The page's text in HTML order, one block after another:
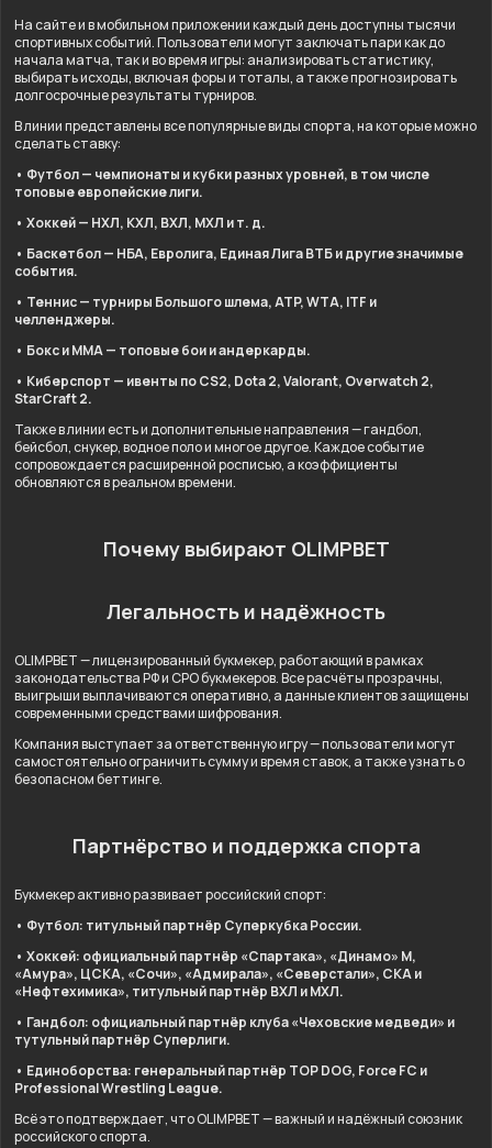
На сайте и в мобильном приложении каждый день доступны тысячи
спортивных событий. Пользователи могут заключать пари как до
начала матча, так и во время игры: анализировать статистику,
выбирать исходы, включая форы и тоталы, а также прогнозировать
долгосрочные результаты турниров.
В линии представлены все популярные виды спорта, на которые можно
сделать ставку:
• Футбол — чемпионаты и кубки разных уровней, в том числе
топовые европейские лиги.
• Хоккей — НХЛ, КХЛ, ВХЛ, МХЛ и т. д.
• Баскетбол — НБА, Евролига, Единая Лига ВТБ и другие значимые
события.
• Теннис — турниры Большого шлема, ATP, WTA, ITF и
челленджеры.
• Бокс и ММА — топовые бои и андеркарды.
• Киберспорт — ивенты по CS2, Dota 2, Valorant, Overwatch 2,
StarCraft 2.
Также в линии есть и дополнительные направления — гандбол,
бейсбол, снукер, водное поло и многое другое. Каждое событие
сопровождается расширенной росписью, а коэффициенты
обновляются в реальном времени.
Почему выбирают OLIMPBET
Легальность и надёжность
OLIMPBET — лицензированный букмекер, работающий в рамках
законодательства РФ и СРО букмекеров. Все расчёты прозрачны,
выигрыши выплачиваются оперативно, а данные клиентов защищены
современными средствами шифрования.
Компания выступает за ответственную игру — пользователи могут
самостоятельно ограничить сумму и время ставок, а также узнать о
безопасном беттинге.
Партнёрство и поддержка спорта
Букмекер активно развивает российский спорт:
• Футбол: титульный партнёр Суперкубка России.
• Хоккей: официальный партнёр «Спартака», «Динамо» М,
«Амура», ЦСКА, «Сочи», «Адмирала», «Северстали», СКА и
«Нефтехимика», титульный партнёр ВХЛ и МХЛ.
• Гандбол: официальный партнёр клуба «Чеховские медведи» и
тутульный партнёр Суперлиги.
• Единоборства: генеральный партнёр TOP DOG, Force FC и
Professional Wrestling League.
Всё это подтверждает, что OLIMPBET — важный и надёжный союзник
российского спорта.